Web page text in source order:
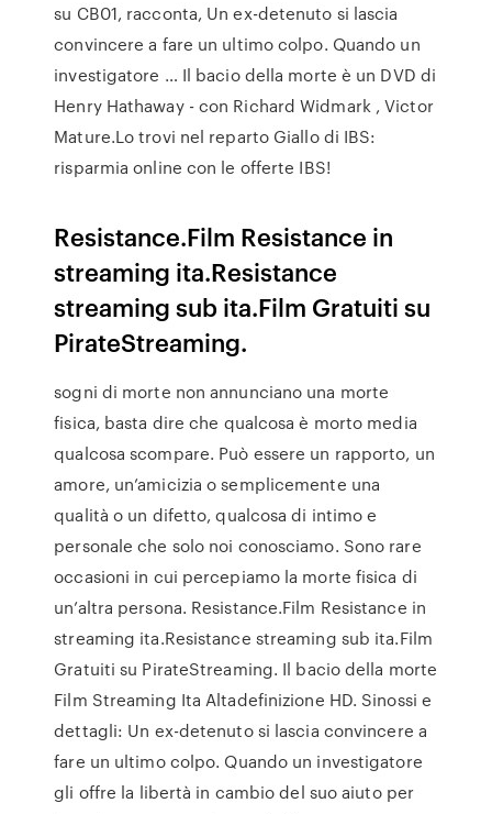
su CB01, racconta, Un ex-detenuto si lascia
convincere a fare un ultimo colpo. Quando un
investigatore … Il bacio della morte è un DVD di
Henry Hathaway - con Richard Widmark , Victor
Mature.Lo trovi nel reparto Giallo di IBS:
risparmia online con le offerte IBS!
Resistance.Film Resistance in
streaming ita.Resistance
streaming sub ita.Film Gratuiti su
PirateStreaming.
sogni di morte non annunciano una morte
fisica, basta dire che qualcosa è morto media
qualcosa scompare. Può essere un rapporto, un
amore, un’amicizia o semplicemente una
qualità o un difetto, qualcosa di intimo e
personale che solo noi conosciamo. Sono rare
occasioni in cui percepiamo la morte fisica di
un’altra persona. Resistance.Film Resistance in
streaming ita.Resistance streaming sub ita.Film
Gratuiti su PirateStreaming. Il bacio della morte
Film Streaming Ita Altadefinizione HD. Sinossi e
dettagli: Un ex-detenuto si lascia convincere a
fare un ultimo colpo. Quando un investigatore
gli offre la libertà in cambio del suo aiuto per